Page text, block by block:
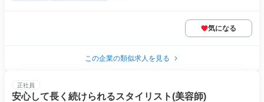
気になる
この企業の類似求人を見る
正社員
安心して長く続けられるスタイリスト(美容師)